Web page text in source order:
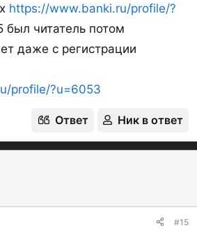
https://www.banki.ru/profile/?
был читатель потом
даже с регистрации
profile/?u=6053
Ответ Ник в ответ
#15